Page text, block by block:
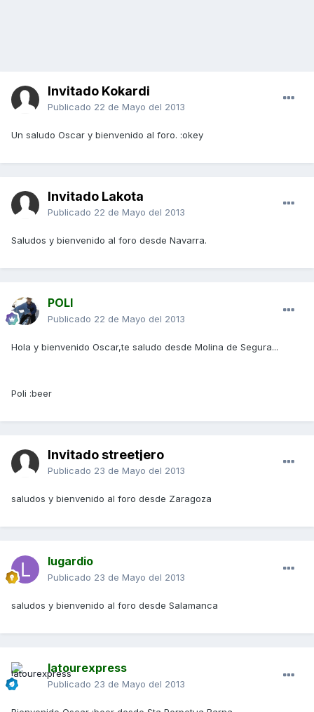
Invitado Kokardi
Publicado 22 de Mayo del 2013
Un saludo Oscar y bienvenido al foro. :okey
Invitado Lakota
Publicado 22 de Mayo del 2013
Saludos y bienvenido al foro desde Navarra.
POLI
Publicado 22 de Mayo del 2013
Hola y bienvenido Oscar,te saludo desde Molina de Segura...
Poli :beer
Invitado streetjero
Publicado 23 de Mayo del 2013
saludos y bienvenido al foro desde Zaragoza
lugardio
Publicado 23 de Mayo del 2013
saludos y bienvenido al foro desde Salamanca
latourexpress
Publicado 23 de Mayo del 2013